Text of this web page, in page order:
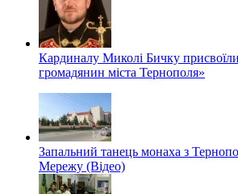
Кардиналу Миколі Бичку
громадянин міста Тернополя»
Запальний танець монаха з
Мережу (Відео)